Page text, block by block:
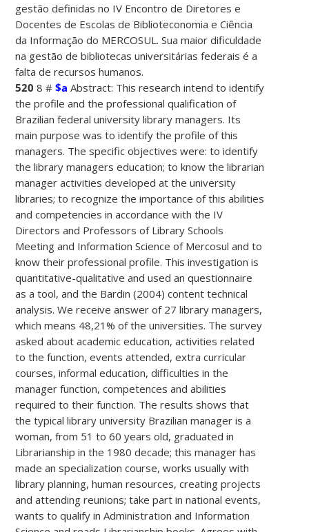
gestão definidas no IV Encontro de Diretores e
Docentes de Escolas de Biblioteconomia e Ciência
da Informação do MERCOSUL. Sua maior dificuldade
na gestão de bibliotecas universitárias federais é a
falta de recursos humanos.
520 8 #$a Abstract: This research intend to identify
the profile and the professional qualification of
Brazilian federal university library managers. Its
main purpose was to identify the profile of this
managers. The specific objectives were: to identify
the library managers education; to know the librarian
manager activities developed at the university
libraries; to recognize the importance of this abilities
and competencies in accordance with the IV
Directors and Professors of Library Schools
Meeting and Information Science of Mercosul and to
know their professional profile. This investigation is
quantitative-qualitative and used an questionnaire
as a tool, and the Bardin (2004) content technical
analysis. We receive answer of 27 library managers,
which means 48,21% of the universities. The survey
asked about academic education, activities related
to the function, events attended, extra curricular
courses, informal education, difficulties in the
manager function, competences and abilities
required to their function. The results shows that
the typical library university Brazilian manager is a
woman, from 51 to 60 years old, graduated in
Librarianship in the 1980 decade; this manager has
made an specialization course, works usually with
library planning, human resources, creating projects
and attending reunions; take part in national events,
wants to qualify in Administration and Information